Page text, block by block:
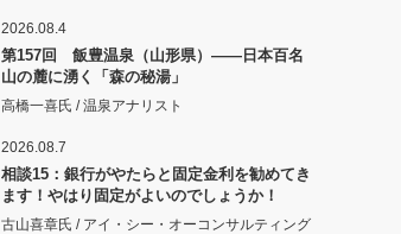
2026.08.4
第157回 飯豊温泉（山形県）――日本百名
山の麓に湧く「森の秘湯」
高橋一喜氏 / 温泉アナリスト
2026.08.7
相談15：銀行がやたらと固定金利を勧めてき
ます！やはり固定がよいのでしょうか！
古山喜章氏 / アイ・シー・オーコンサルティング